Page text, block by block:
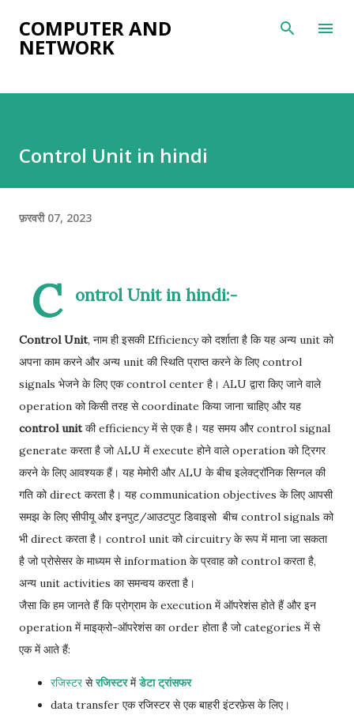
सीधे मुख्य सामग्री पर जाएं
COMPUTER AND
NETWORK
Control Unit in hindi
फ़रवरी 07, 2023
C ontrol Unit in hindi:-
Control Unit, नाम ही इसकी Efficiency को दर्शाता है कि यह अन्य unit को
अपना काम करने और अन्य unit की स्थिति प्राप्त करने के लिए control
signals भेजने के लिए एक control center है। ALU द्वारा किए जाने वाले
operation को किसी तरह से coordinate किया जाना चाहिए और यह
control unitकी efficiency में से एक है। यह समय और control signal
generate करता है जो ALU में execute होने वाले operation को ट्रिगर
करने के लिए आवश्यक हैं। यह मेमोरी और ALU के बीच इलेक्ट्रॉनिक सिग्नल की
गति को direct करता है। यह communication objectives के लिए आपसी
समझ के लिए सीपीयू और इनपुट/आउटपुट डिवाइसो बीच control signals को
भी direct करता है। control unit को circuitry के रूप में माना जा सकता
है जो प्रोसेसर के माध्यम से information के प्रवाह को control करता है,
अन्य unit activities का समन्वय करता है।
जैसा कि हम जानते हैं कि प्रोग्राम के execution में ऑपरेशंस होते हैं और इन
operation में माइक्रो-ऑपरेशंस का order होता है जो categories में से
एक में आते हैं:
रजिस्टरसेरजिस्टरमेंडेटा ट्रांसफर
data transfer एक रजिस्टर से एक बाहरी इंटरफ़ेस के लिए।